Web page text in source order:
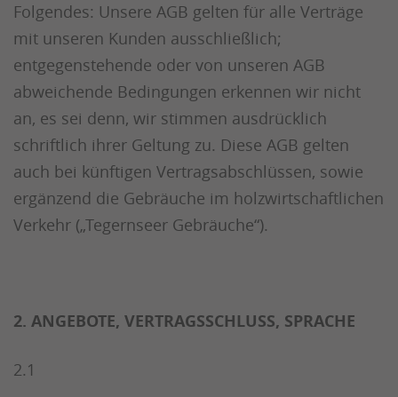
Folgendes: Unsere AGB gelten für alle Verträge
mit unseren Kunden ausschließlich;
entgegenstehende oder von unseren AGB
abweichende Bedingungen erkennen wir nicht
an, es sei denn, wir stimmen ausdrücklich
schriftlich ihrer Geltung zu. Diese AGB gelten
auch bei künftigen Vertragsabschlüssen, sowie
ergänzend die Gebräuche im holzwirtschaftlichen
Verkehr („Tegernseer Gebräuche“).
2. ANGEBOTE, VERTRAGSSCHLUSS, SPRACHE
2.1